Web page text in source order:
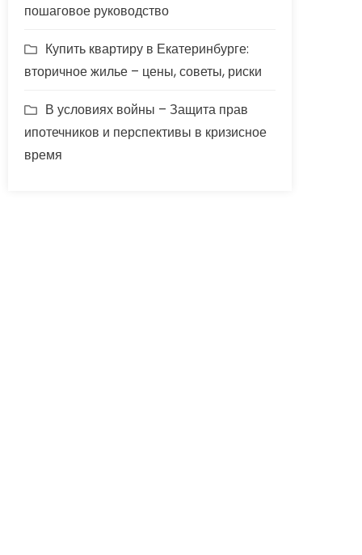
пошаговое руководство
Купить квартиру в Екатеринбурге:
вторичное жилье – цены, советы, риски
В условиях войны – Защита прав
ипотечников и перспективы в кризисное
время